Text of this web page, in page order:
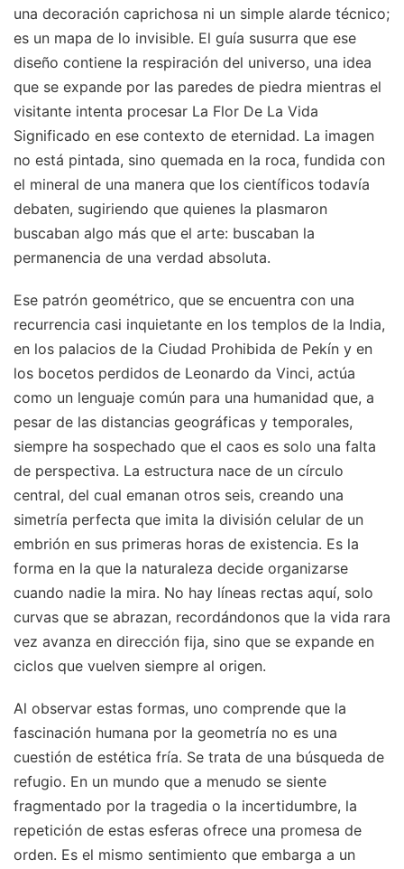
una decoración caprichosa ni un simple alarde técnico;
es un mapa de lo invisible. El guía susurra que ese
diseño contiene la respiración del universo, una idea
que se expande por las paredes de piedra mientras el
visitante intenta procesar La Flor De La Vida
Significado en ese contexto de eternidad. La imagen
no está pintada, sino quemada en la roca, fundida con
el mineral de una manera que los científicos todavía
debaten, sugiriendo que quienes la plasmaron
buscaban algo más que el arte: buscaban la
permanencia de una verdad absoluta.
Ese patrón geométrico, que se encuentra con una
recurrencia casi inquietante en los templos de la India,
en los palacios de la Ciudad Prohibida de Pekín y en
los bocetos perdidos de Leonardo da Vinci, actúa
como un lenguaje común para una humanidad que, a
pesar de las distancias geográficas y temporales,
siempre ha sospechado que el caos es solo una falta
de perspectiva. La estructura nace de un círculo
central, del cual emanan otros seis, creando una
simetría perfecta que imita la división celular de un
embrión en sus primeras horas de existencia. Es la
forma en la que la naturaleza decide organizarse
cuando nadie la mira. No hay líneas rectas aquí, solo
curvas que se abrazan, recordándonos que la vida rara
vez avanza en dirección fija, sino que se expande en
ciclos que vuelven siempre al origen.
Al observar estas formas, uno comprende que la
fascinación humana por la geometría no es una
cuestión de estética fría. Se trata de una búsqueda de
refugio. En un mundo que a menudo se siente
fragmentado por la tragedia o la incertidumbre, la
repetición de estas esferas ofrece una promesa de
orden. Es el mismo sentimiento que embarga a un